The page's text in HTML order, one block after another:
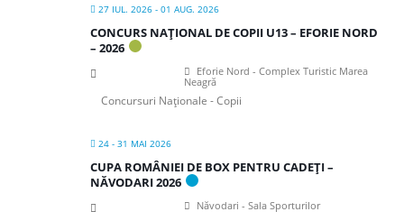
27 IUL. 2026 - 01 AUG. 2026
CONCURS NAȚIONAL DE COPII U13 – EFORIE NORD
– 2026
Eforie Nord - Complex Turistic Marea
Neagră
Concursuri Naționale - Copii
24 - 31 MAI 2026
CUPA ROMÂNIEI DE BOX PENTRU CADEȚI –
NĂVODARI 2026
Năvodari - Sala Sporturilor